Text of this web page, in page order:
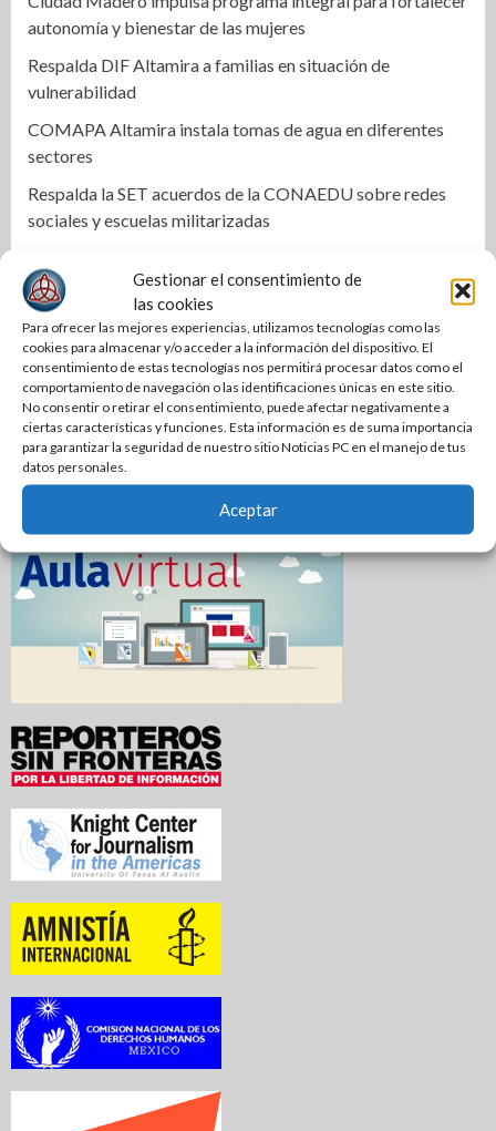
Gestionar el consentimiento de
las cookies
Para ofrecer las mejores experiencias, utilizamos tecnologías como las
cookies para almacenar y/o acceder a la información del dispositivo. El
consentimiento de estas tecnologías nos permitirá procesar datos como el
comportamiento de navegación o las identificaciones únicas en este sitio.
No consentir o retirar el consentimiento, puede afectar negativamente a
ciertas características y funciones. Esta información es de suma importancia
para garantizar la seguridad de nuestro sitio Noticias PC en el manejo de tus
datos personales.
Aceptar
autonomía y bienestar de las mujeres
Respalda DIF Altamira a familias en situación de
vulnerabilidad
COMAPA Altamira instala tomas de agua en diferentes
sectores
Respalda la SET acuerdos de la CONAEDU sobre redes
sociales y escuelas militarizadas
Se mantiene Armando Martínez entre los mejores alcaldes
del país y número uno en Tamaulipas
Anuncian la Primera Copa Gobernador de Voleibol
Tamaulipas 2026
Reconoce Américo labor de la Guardia Nacional en
Tamaulipas; atestigua llegada del nuevo coordinador
estatal